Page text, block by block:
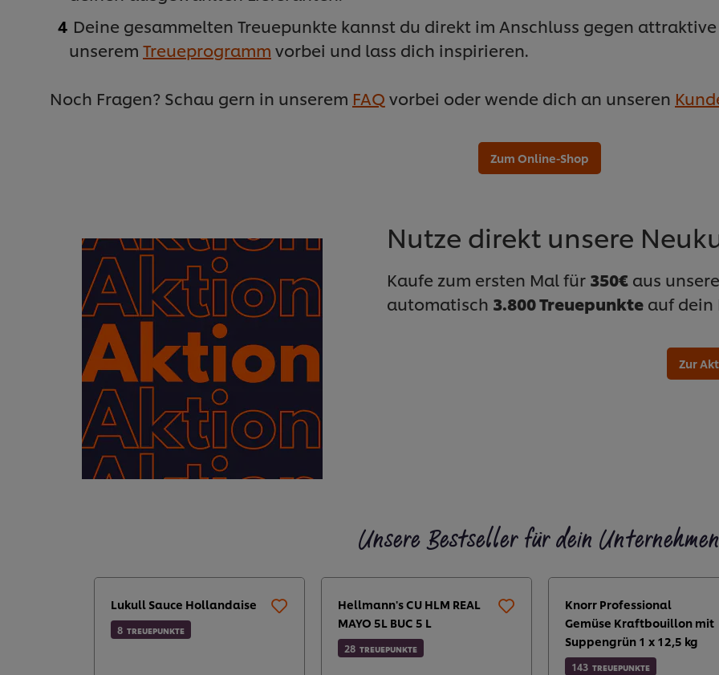
Deine gesammelten Treuepunkte kannst du direkt im Anschluss gegen
unserem Treueprogramm vorbei und lass dich inspirieren.
Noch Fragen? Schau gern in unserem FAQ vorbei oder wende dich an unseren
Zum Online-Shop
Nutze direkt unsere
Kaufe zum ersten Mal für 350€aus
automatisch 3.800 Treuepunkteauf dein
Zur
Unsere Bestseller für dein Unternehmen
Lukull Sauce Hollandaise
8 TREUEPUNKTE
Hellmann's CU HLM REAL
MAYO 5L BUC 5 L
28 TREUEPUNKTE
Knorr Professional
Gemüse Kraftbouillon mit
Suppengrün 1 x 12,5 kg
143 TREUEPUNKTE